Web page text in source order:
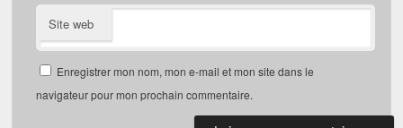
Site web
Enregistrer mon nom, mon e-mail et mon site dans le
navigateur pour mon prochain commentaire.